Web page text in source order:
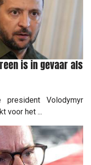
is in gevaar als
president Volodymyr
voor het ...